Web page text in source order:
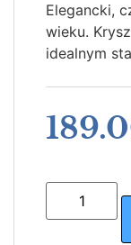
Elegancki,
wieku.
idealnym